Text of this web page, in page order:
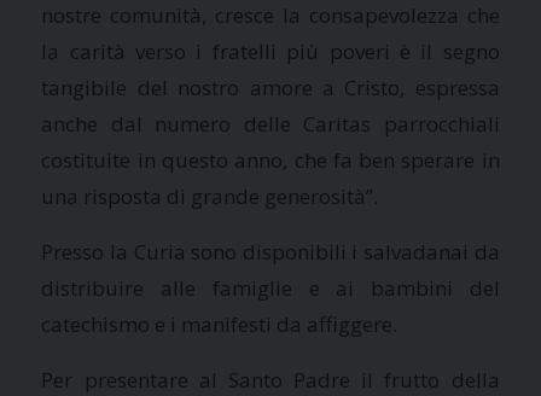
nostre comunità, cresce la consapevolezza che
la carità verso i fratelli più poveri è il segno
tangibile del nostro amore a Cristo, espressa
anche dal numero delle Caritas parrocchiali
costituite in questo anno, che fa ben sperare in
una risposta di grande generosità”.
Presso la Curia sono disponibili i salvadanai da
distribuire alle famiglie e ai bambini del
catechismo e i manifesti da affiggere.
Per presentare al Santo Padre il frutto della